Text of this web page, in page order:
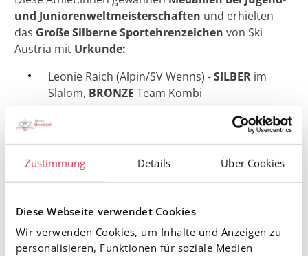
Zustimmung Details Über Cookies
Diese Webseite verwendet Cookies
Wir verwenden Cookies, um Inhalte und Anzeigen zu
personalisieren, Funktionen für soziale Medien
und Juniorenweltmeisterschaften und erhielten
das Große Silberne Sportehrenzeichen von Ski
Austria mit Urkunde:
Leonie Raich (Alpin/SV Wenns) -SILBER im
Slalom, BRONZETeam Kombi
Heidi Bucher (Langlauf/Nordic Team Absam)
-
BRONZE
im Massenstart
Selina Ganner (Biathlon/TSU Obertilliach)
-GOLDim Massenstart,GOLDMixed Staffel,
BRONZE
im Sprint
Matti Pinter (Biathlon/WSV St. Jakob) - GOLD
Mixed Staffel,SILBERin der Staffel